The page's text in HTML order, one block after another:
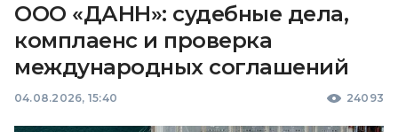
ООО «ДАНН»: судебные дела,
комплаенс и проверка
международных соглашений
04.08.2026, 15:40 24093